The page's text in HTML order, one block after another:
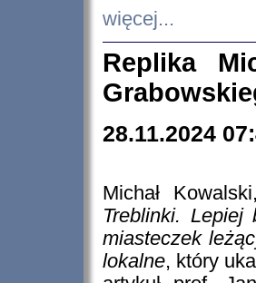
więcej...
Replika
28.11.2024
Michał
Treblinki. Lepiej
miasteczek
lokalne, który